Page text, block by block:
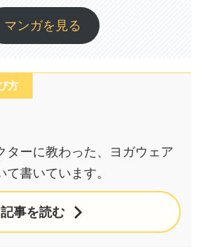
マンガを見る
方
ターに教わった、ヨガウェア
書いています。
記事を読む